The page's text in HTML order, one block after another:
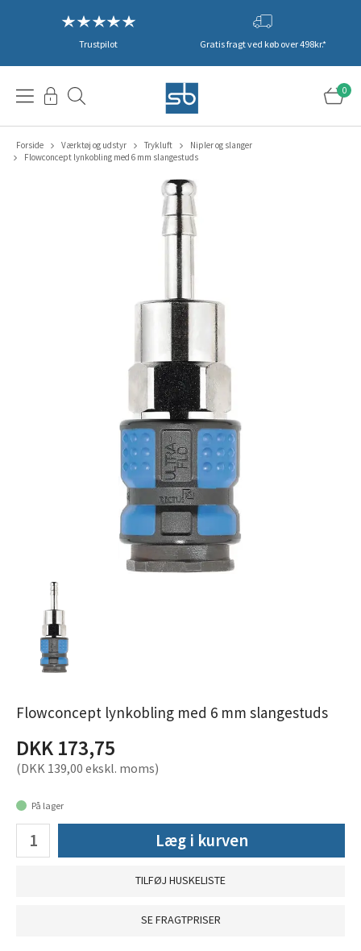
Trustpilot Gratis fragt ved køb over 498kr.*
0
Forside Værktøj og udstyr Trykluft
Nipler og slanger
Flowconcept lynkobling med 6 mm slangestuds
Flowconcept lynkobling med 6 mm slangestuds
DKK 173,75
(DKK 139,00 ekskl. moms)
På lager
Læg i kurven
TILFØJ HUSKELISTE
SE FRAGTPRISER